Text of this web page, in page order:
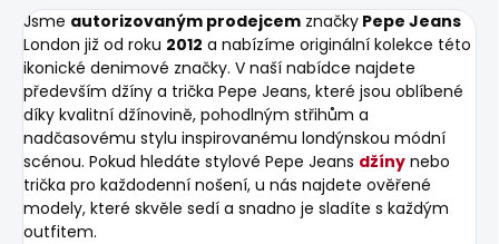
Jsme autorizovaným prodejcem značky Pepe Jeans
London již od roku 2012 a nabízíme originální kolekce této
ikonické denimové značky. V naší nabídce najdete
především džíny a trička Pepe Jeans, které jsou oblíbené
díky kvalitní džínovině, pohodlným střihům a
nadčasovému stylu inspirovanému londýnskou módní
scénou. Pokud hledáte stylové Pepe Jeans džíny nebo
trička pro každodenní nošení, u nás najdete ověřené
modely, které skvěle sedí a snadno je sladíte s každým
outfitem.